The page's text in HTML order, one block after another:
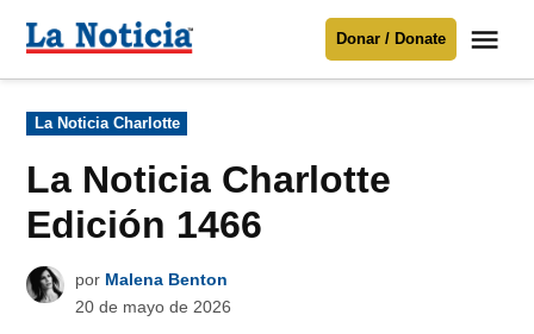
Para mantenerte informado necesitamos
Donar
contenido
Noticia
Donar / Donate
Publicado
en
La Noticia Charlotte
La Noticia Charlotte
Edición 1466
por Malena Benton
20 de mayo de 2026